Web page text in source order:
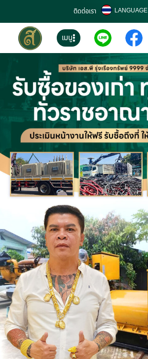
ติดต่อเรา LANGUAGE
เมนู